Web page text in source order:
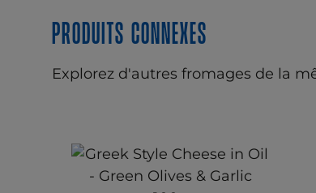
Produits connexes
Explorez d'autres fromages de la